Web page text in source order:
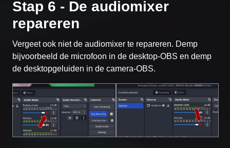
Stap 6 - De audiomixer
repareren
Vergeet ook niet de audiomixer te repareren. Demp
bijvoorbeeld de microfoon in de desktop-OBS en demp
de desktopgeluiden in de camera-OBS.